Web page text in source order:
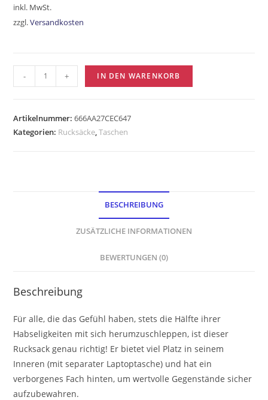
inkl. MwSt.
zzgl.Versandkosten
- + IN DEN WARENKORB
Artikelnummer:666AA27CEC647
Kategorien: Rucksäcke,Taschen
BESCHREIBUNG
ZUSÄTZLICHE INFORMATIONEN
BEWERTUNGEN (0)
Beschreibung
Für alle, die das Gefühl haben, stets die Hälfte ihrer
Habseligkeiten mit sich herumzuschleppen, ist dieser
Rucksack genau richtig! Er bietet viel Platz in seinem
Inneren (mit separater Laptoptasche) und hat ein
verborgenes Fach hinten, um wertvolle Gegenstände sicher
aufzubewahren.